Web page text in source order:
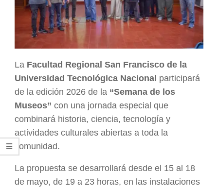
La Facultad Regional San Francisco de la
Universidad Tecnológica Nacional participará
de la edición 2026 de la “Semana de los
Museos” con una jornada especial que
combinará historia, ciencia, tecnología y
actividades culturales abiertas a toda la
comunidad.
La propuesta se desarrollará desde el 15 al 18
de mayo, de 19 a 23 horas, en las instalaciones